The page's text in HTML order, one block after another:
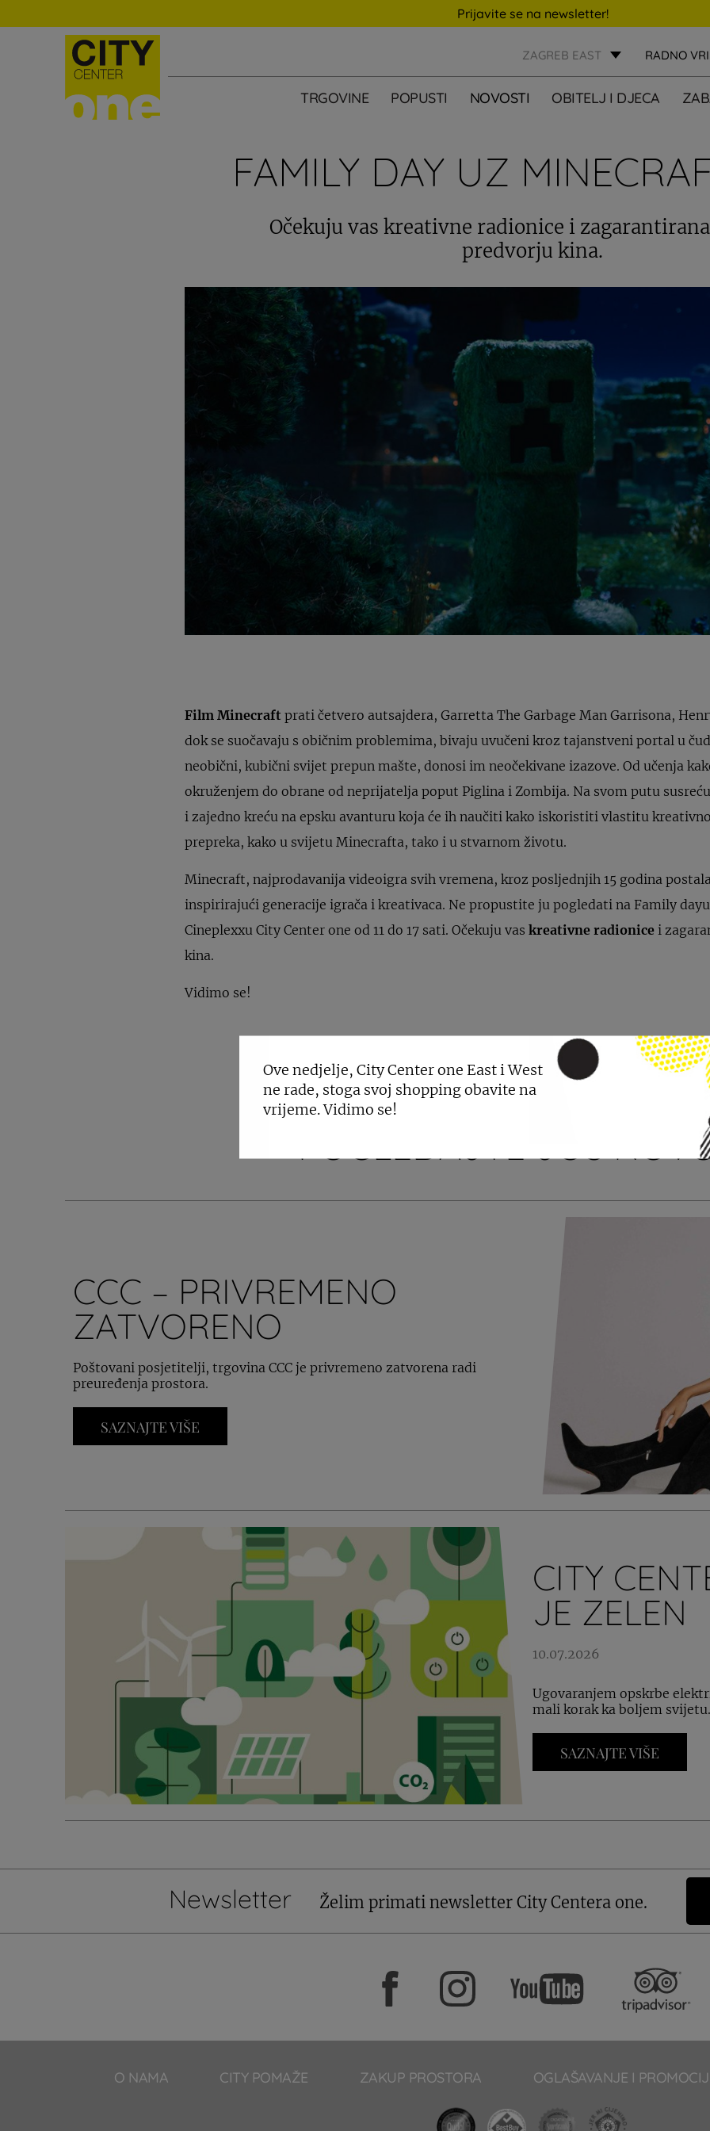
Prijavite se na newsletter!
ZAGREB EAST RADNO
TRGOVINE POPUSTI NOVOSTI OBITELJ I DJECA
FAMILY DAY UZ
Očekuju vas kreativne radionice i
predvorju kina.
Film Minecraft prati četvero autsajdera, Garretta The Garbage Man Garrisona,
dok se suočavaju s običnim problemima, bivaju uvučeni kroz tajanstveni portal u
neobični, kubični svijet prepun mašte, donosi im neočekivane izazove. Od učenja
okruženjem do obrane od neprijatelja poput Piglina i Zombija. Na svom putu
i zajedno kreću na epsku avanturu koja će ih naučiti kako iskoristiti vlastitu
prepreka, kako u svijetu Minecrafta, tako i u stvarnom životu.
Minecraft, najprodavanija videoigra svih vremena, kroz posljednjih 15 godina
inspirirajući generacije igrača i kreativaca. Ne propustite ju pogledati na Family
Cineplexxu City Center one od 11 do 17 sati. Očekuju vaskreativne radionice i
kina.
Vidimo se!
POGLEDAJTE JOŠ
CCC – PRIVREMENO
ZATVORENO
Poštovani posjetitelji, trgovina CCC je privremeno zatvorena radi
preuređenja prostora.
SAZNAJTE VIŠE
CITY
JE ZELEN
10.07.2026
Ugovaranjem opskrbe
mali korak ka boljem svijetu.
SAZNAJTE VIŠE
Newsletter Želim primati newsletter City Centera one.
O NAMA CITY POMAŽE ZAKUP PROSTORA OGLAŠAVANJE I
Ove nedjelje, City Center one East i West
ne rade, stoga svoj shopping obavite na
vrijeme. Vidimo se!